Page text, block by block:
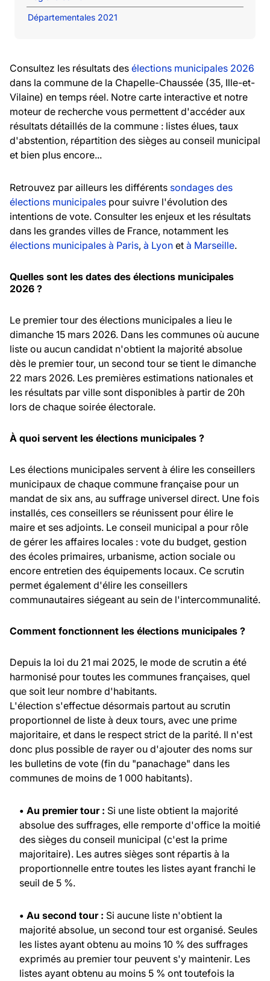
Départementales 2021
Consultez les résultats des élections municipales 2026
dans la commune de la Chapelle-Chaussée (35, Ille-et-
Vilaine) en temps réel. Notre carte interactive et notre
moteur de recherche vous permettent d'accéder aux
résultats détaillés de la commune : listes élues, taux
d'abstention, répartition des sièges au conseil municipal
et bien plus encore...
Retrouvez par ailleurs les différents sondages des
élections municipales pour suivre l'évolution des
intentions de vote. Consulter les enjeux et les résultats
dans les grandes villes de France, notamment les
élections municipales à Paris, à Lyon et à Marseille.
Quelles sont les dates des élections municipales
2026 ?
Le premier tour des élections municipales a lieu le
dimanche 15 mars 2026. Dans les communes où aucune
liste ou aucun candidat n'obtient la majorité absolue
dès le premier tour, un second tour se tient le dimanche
22 mars 2026. Les premières estimations nationales et
les résultats par ville sont disponibles à partir de 20h
lors de chaque soirée électorale.
À quoi servent les élections municipales ?
Les élections municipales servent à élire les conseillers
municipaux de chaque commune française pour un
mandat de six ans, au suffrage universel direct. Une fois
installés, ces conseillers se réunissent pour élire le
maire et ses adjoints. Le conseil municipal a pour rôle
de gérer les affaires locales : vote du budget, gestion
des écoles primaires, urbanisme, action sociale ou
encore entretien des équipements locaux. Ce scrutin
permet également d'élire les conseillers
communautaires siégeant au sein de l'intercommunalité.
Comment fonctionnent les élections municipales ?
Depuis la loi du 21 mai 2025, le mode de scrutin a été
harmonisé pour toutes les communes françaises, quel
que soit leur nombre d'habitants.
L'élection s'effectue désormais partout au scrutin
proportionnel de liste à deux tours, avec une prime
majoritaire, et dans le respect strict de la parité. Il n'est
donc plus possible de rayer ou d'ajouter des noms sur
les bulletins de vote (fin du "panachage" dans les
communes de moins de 1 000 habitants).
• Au premier tour : Si une liste obtient la majorité
absolue des suffrages, elle remporte d'office la moitié
des sièges du conseil municipal (c'est la prime
majoritaire). Les autres sièges sont répartis à la
proportionnelle entre toutes les listes ayant franchi le
seuil de 5 %.
• Au second tour : Si aucune liste n'obtient la
majorité absolue, un second tour est organisé. Seules
les listes ayant obtenu au moins 10 % des suffrages
exprimés au premier tour peuvent s'y maintenir. Les
listes ayant obtenu au moins 5 % ont toutefois la